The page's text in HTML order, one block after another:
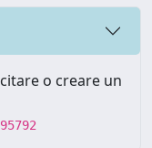
o creare un